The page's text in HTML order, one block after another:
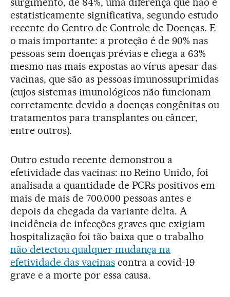
estatisticamente significativa, segundo estudo
recente do Centro de Controle de Doenças. E
o mais importante: a proteção é de 90% nas
pessoas sem doenças prévias e chega a 63%
mesmo nas mais expostas ao vírus apesar das
vacinas, que são as pessoas imunossuprimidas
(cujos sistemas imunológicos não funcionam
corretamente devido a doenças congênitas ou
tratamentos para transplantes ou câncer,
entre outros).
Outro estudo recente demonstrou a
efetividade das vacinas: no Reino Unido, foi
analisada a quantidade de PCRs positivos em
mais de mais de 700.000 pessoas antes e
depois da chegada da variante delta. A
incidência de infecções graves que exigiam
hospitalização foi tão baixa que o trabalho
não detectou qualquer mudança na
efetividade das vacinascontra a covid-19
grave e a morte por essa causa.